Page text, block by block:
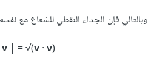
وبالتالي فإن الجداء النقطي للشعاع مع
‪v| = √(v·v)‪